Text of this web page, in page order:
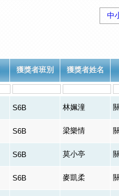
中
獲獎者班別 獲獎者姓名
S6B 林姵潼
S6B 梁樂情
S6B 莫小亭
S6B 麥凱柔